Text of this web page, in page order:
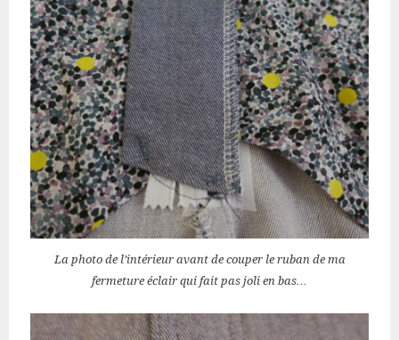
La photo de l’intérieur avant de couper le ruban de ma
fermeture éclair qui fait pas joli en bas…